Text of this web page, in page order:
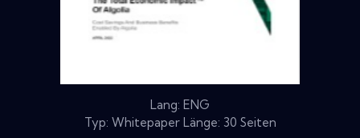
Lang: ENG
Typ: Whitepaper Länge: 30 Seiten